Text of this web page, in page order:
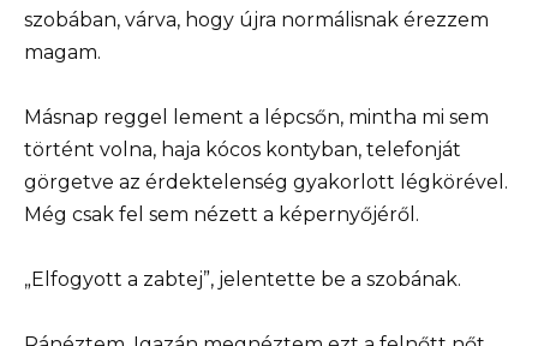
szobában, várva, hogy újra normálisnak érezzem
magam.
Másnap reggel lement a lépcsőn, mintha mi sem
történt volna, haja kócos kontyban, telefonját
görgetve az érdektelenség gyakorlott légkörével.
Még csak fel sem nézett a képernyőjéről.
„Elfogyott a zabtej”, jelentette be a szobának.